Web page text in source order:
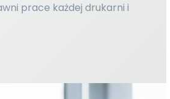
prace każdej drukarni i